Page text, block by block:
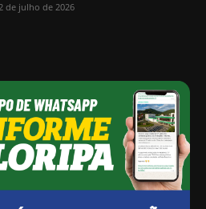
de julho de 2026